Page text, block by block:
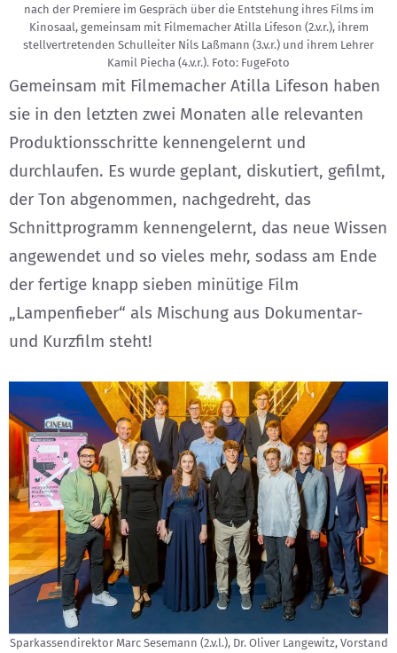
nach der Premiere im Gespräch über die Entstehung ihres Films im
Kinosaal, gemeinsam mit Filmemacher Atilla Lifeson (2.v.r.), ihrem
stellvertretenden Schulleiter Nils Laßmann (3.v.r.) und ihrem Lehrer
Kamil Piecha (4.v.r.). Foto: FugeFoto
Gemeinsam mit Filmemacher Atilla Lifeson haben
sie in den letzten zwei Monaten alle relevanten
Produktionsschritte kennengelernt und
durchlaufen. Es wurde geplant, diskutiert, gefilmt,
der Ton abgenommen, nachgedreht, das
Schnittprogramm kennengelernt, das neue Wissen
angewendet und so vieles mehr, sodass am Ende
der fertige knapp sieben minütige Film
„Lampenfieber“ als Mischung aus Dokumentar-
und Kurzfilm steht!
Sparkassendirektor Marc Sesemann (2.v.l.), Dr. Oliver Langewitz, Vorstand